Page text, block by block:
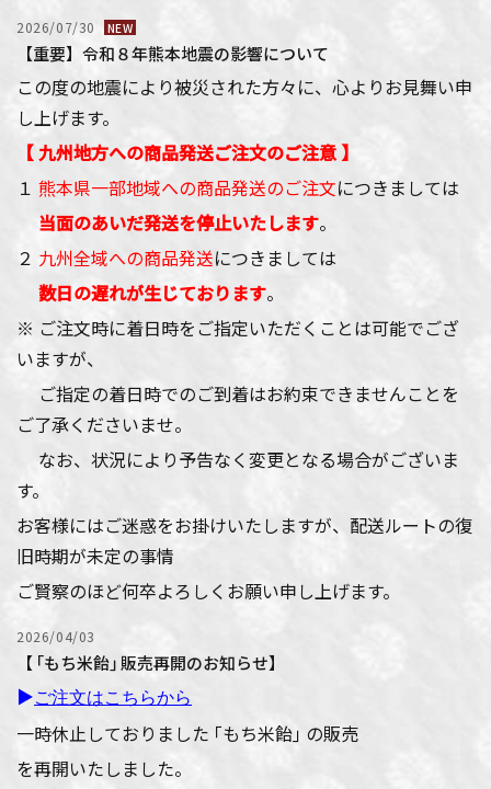
2026/07/30 NEW
【重要】令和８年熊本地震の影響について
この度の地震により被災された方々に、心よりお見舞い申
し上げます。
【 九州地方への商品発送ご注文のご注意 】
１ 熊本県一部地域への商品発送のご注文につきましては
当面のあいだ発送を停止いたします。
２ 九州全域への商品発送につきましては
数日の遅れが生じております。
※ ご注文時に着日時をご指定いただくことは可能でござ
いますが、
ご指定の着日時でのご到着はお約束できませんことを
ご了承くださいませ。
なお、状況により予告なく変更となる場合がございま
す。
お客様にはご迷惑をお掛けいたしますが、配送ルートの復
旧時期が未定の事情
ご賢察のほど何卒よろしくお願い申し上げます。
2026/04/03
【 ｢もち米飴｣ 販売再開のお知らせ】
▶ご注文はこちらから
一時休止しておりました ｢もち米飴｣ の販売
を再開いたしました。